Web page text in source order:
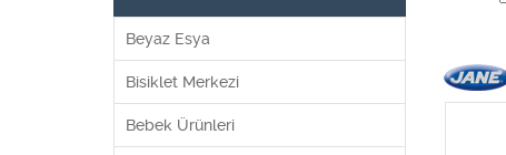
Beyaz Esya
Bisiklet Merkezi
Bebek Ürünleri